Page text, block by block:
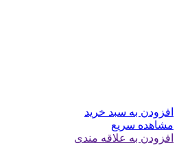
افزودن به سبد خرید
مشاهده سریع
افزودن به علاقه مندی